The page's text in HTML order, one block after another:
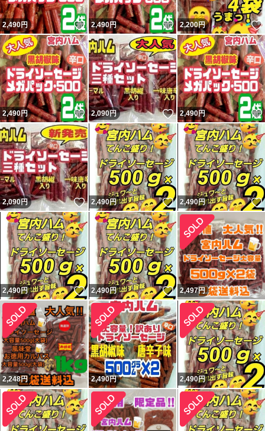
2,490円 いいね！
2,490円 いいね！
2,200円
2,490円 いいね！
2,090円 いいね！
2,490円
2,090円 いいね！
2,490円 いいね！
2,490円
2,490円 いいね！
2,490円 いいね！
2,497円
2,248円 2,490円 2,490円